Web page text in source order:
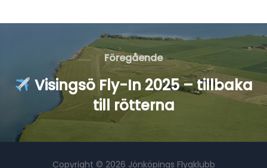
Inläggsnavigering
Föregående
Föregående
Visingsö Fly-In 2025 – tillbaka
till rötterna
Copyright © 2026 Jönköpings Flygklubb